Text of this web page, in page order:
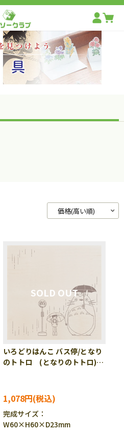
いろどりはんこ バス停/となり
のトトロ (となりのトトロ)
1,078円
完成サイズ：
W60×H60×D23mm